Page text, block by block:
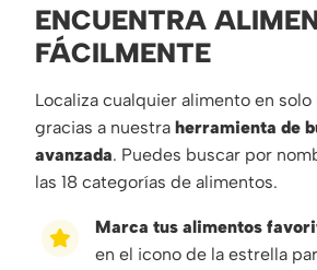
ENCUENTRA
FÁCILMENTE
Localiza cualquier alimento en
gracias a nuestra herramienta de
avanzada. Puedes buscar por
las 18 categorías de alimentos.
Marca tus alimentos
en el icono de la estrella